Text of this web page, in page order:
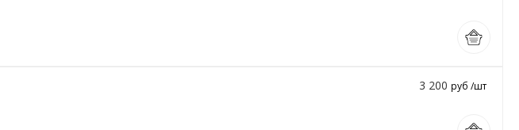
3 200 руб /шт